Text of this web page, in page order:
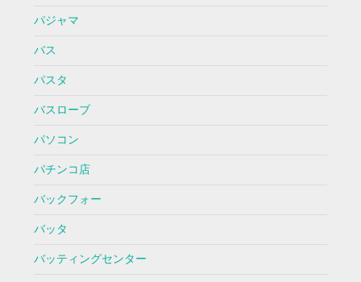
パジャマ
バス
パスタ
バスローブ
パソコン
パチンコ店
バックフォー
バッタ
バッティングセンター